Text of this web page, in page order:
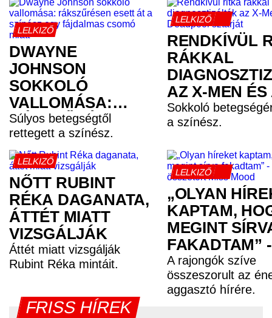
LELKIZŐ
DWAYNE
JOHNSON
SOKKOLÓ
VALLOMÁSA:
RÁKSZŰRÉSEN
ESETT ÁT A
SZÍNÉSZ EGY
FÁJDALMAS
CSOMÓ MIATT
Súlyos betegségtől
rettegett a színész.
LELKIZŐ
RENDKÍVÜL
RÁKKAL
AZ X-MEN ÉS
DEADPOOL
SZTÁRJÁT
Sokkoló
a színész.
LELKIZŐ
NŐTT RUBINT
RÉKA DAGANATA,
ÁTTÉT MIATT
VIZSGÁLJÁK
Áttét miatt vizsgálják
Rubint Réka mintáit.
LELKIZŐ
„OLYAN
KAPTAM,
MEGINT
FAKADTAM” -
TELJESEN
ÖSSZETÖRT
MOOD
A rajongók szíve
összeszorult az
aggasztó hírére.
FRISS HÍREK